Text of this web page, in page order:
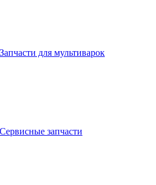
Запчасти для мультиварок
Сервисные запчасти